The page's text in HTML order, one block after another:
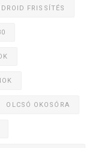
FRISSÍTÉS
OLCSÓ OKOSÓRA